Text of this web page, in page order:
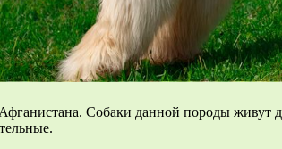
Собаки данной породы